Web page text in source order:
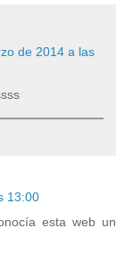
de 2014 a las
13:00
esta web un